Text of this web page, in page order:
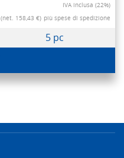
IVA inclusa (22%)
(net. 158,43 €) più spese di spedizione
5 pc